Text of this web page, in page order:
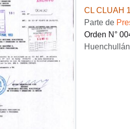
CL CLUAH
Parte de
Orden N°